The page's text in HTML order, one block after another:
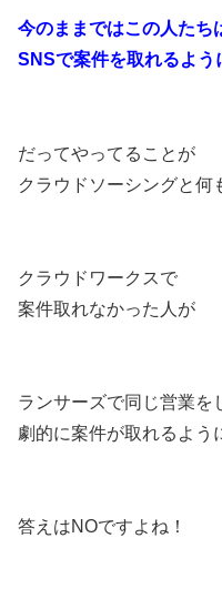
今のままではこの人たち
SNSで案件を取れるよう
だってやってることが
クラウドソーシングと何
クラウドワークスで
案件取れなかった人が
ランサーズで同じ営業を
劇的に案件が取れるよう
答えはNOですよね！